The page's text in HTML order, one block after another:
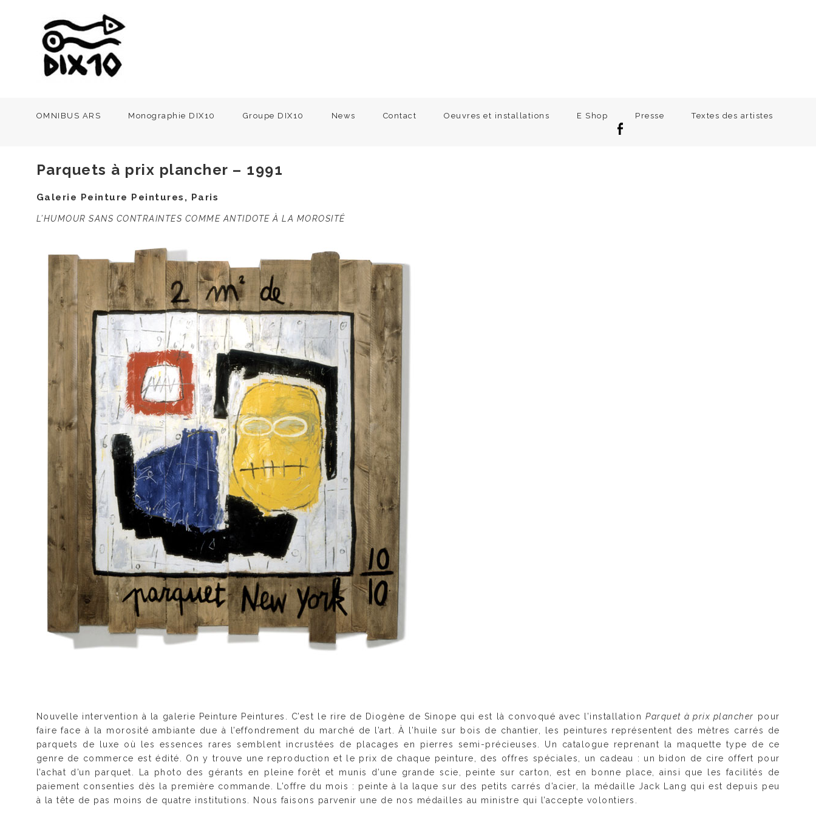
OMNIBUS ARS Monographie DIX10 Groupe DIX10 News Contact Oeuvres et installations E Shop Presse Textes des artistes
Parquets à prix plancher – 1991
Galerie Peinture Peintures, Paris
L’HUMOUR SANS CONTRAINTES COMME ANTIDOTE À LA MOROSITÉ
Nouvelle intervention à la galerie Peinture Peintures. C’est le rire de Diogène de Sinope qui est là convoqué avec l’installation Parquet à prix plancher pour
faire face à la morosité ambiante due à l’effondrement du marché de l’art. À l’huile sur bois de chantier, les peintures représentent des mètres carrés de
parquets de luxe où les essences rares semblent incrustées de placages en pierres semi-précieuses. Un catalogue reprenant la maquette type de ce
genre de commerce est édité. On y trouve une reproduction et le prix de chaque peinture, des offres spéciales, un cadeau : un bidon de cire offert pour
l’achat d’un parquet. La photo des gérants en pleine forêt et munis d’une grande scie, peinte sur carton, est en bonne place, ainsi que les facilités de
paiement consenties dès la première commande. L’offre du mois : peinte à la laque sur des petits carrés d’acier, la médaille Jack Lang qui est depuis peu
à la tête de pas moins de quatre institutions. Nous faisons parvenir une de nos médailles au ministre qui l’accepte volontiers.